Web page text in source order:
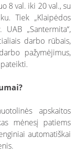
8 val. iki 20 val., su
Tiek „Klaipėdos
„Santermita“,
darbo rūbais,
pažymėjimus,
apskaitos
mėnesį patiems
automatiškai